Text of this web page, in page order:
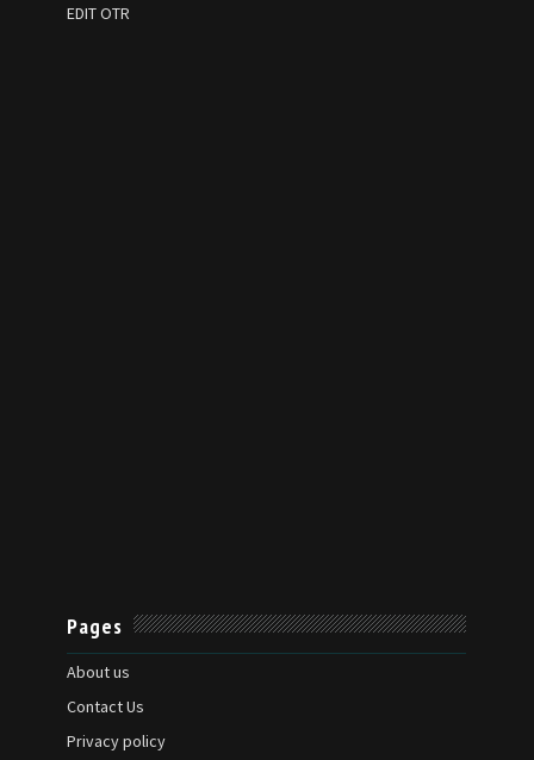
EDIT OTR
Pages
About us
Contact Us
Privacy policy